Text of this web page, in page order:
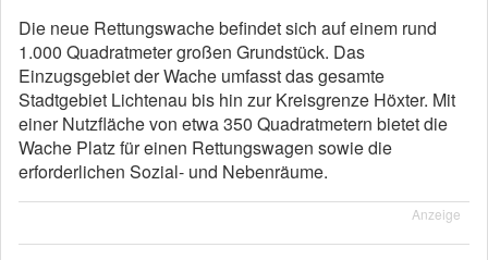
Die neue Rettungswache befindet sich auf einem rund
1.000 Quadratmeter großen Grundstück. Das
Einzugsgebiet der Wache umfasst das gesamte
Stadtgebiet Lichtenau bis hin zur Kreisgrenze Höxter. Mit
einer Nutzfläche von etwa 350 Quadratmetern bietet die
Wache Platz für einen Rettungswagen sowie die
erforderlichen Sozial- und Nebenräume.
Anzeige